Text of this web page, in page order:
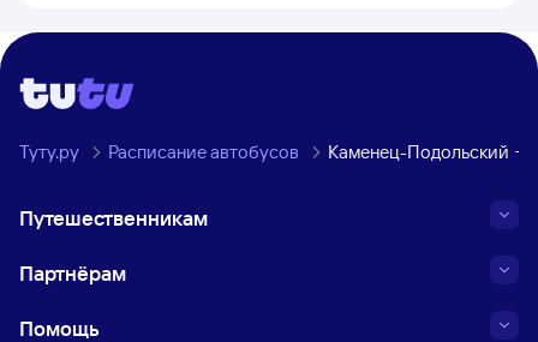
Туту.ру Расписание автобусов Каменец-Подольский →
Путешественникам
Партнёрам
Помощь